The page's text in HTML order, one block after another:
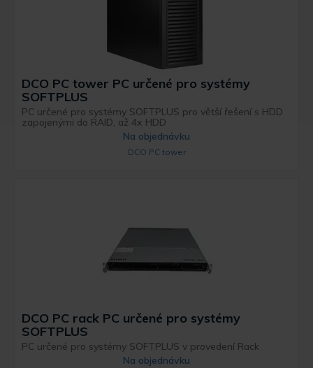
DCO PC tower PC určené pro systémy
SOFTPLUS
PC určené pro systémy SOFTPLUS pro větší řešení s HDD
zapojenými do RAID, až 4x HDD
Na objednávku
DCO PC tower
DCO PC rack PC určené pro systémy
SOFTPLUS
PC určené pro systémy SOFTPLUS v provedení Rack
Na objednávku